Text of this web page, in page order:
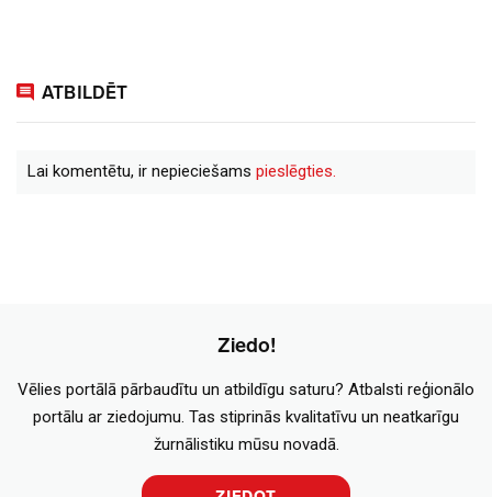
ATBILDĒT
Lai komentētu, ir nepieciešams pieslēgties.
Ziedo!
Vēlies portālā pārbaudītu un atbildīgu saturu? Atbalsti reģionālo
portālu ar ziedojumu. Tas stiprinās kvalitatīvu un neatkarīgu
žurnālistiku mūsu novadā.